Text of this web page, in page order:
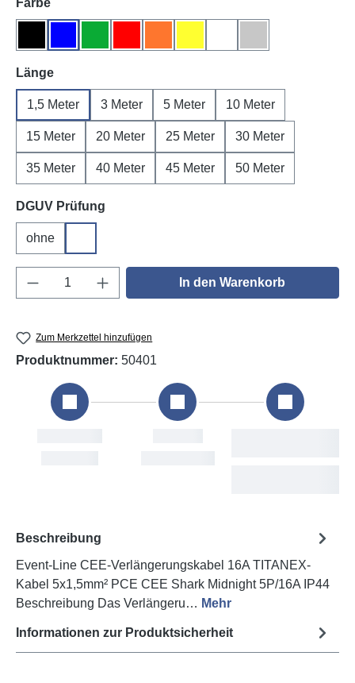
Längeauswählen
1,5 Meter 3 Meter 5 Meter 10 Meter
15 Meter 20 Meter 25 Meter 30 Meter
35 Meter 40 Meter 45 Meter 50 Meter
DGUV Prüfung
ohne
Produkt Anzahl: Gib den gewünschten
In den Warenkorb
Zum Merkzettel hinzufügen
Produktnummer: 50401
Beschreibung
Event-Line CEE-Verlängerungskabel 16A TITANEX-
Kabel 5x1,5mm² PCE CEE Shark Midnight 5P/16A IP44
Beschreibung Das Verlängeru… Mehr
Informationen zur Produktsicherheit